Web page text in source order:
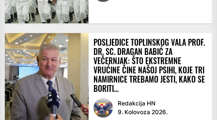
POSLJEDICE TOPLINSKOG VALA PROF.
DR. SC. DRAGAN BABIĆ ZA
VEČERNJAK: ŠTO EKSTREMNE
VRUĆINE ČINE NAŠOJ PSIHI, KOJE TRI
NAMIRNICE TREBAMO JESTI, KAKO SE
BORITI…
Redakcija HN
9. Kolovoza 2026.